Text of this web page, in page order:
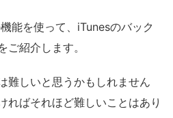
能を使って、iTunesのバック
ご紹介します。
難しいと思うかもしれません
ればそれほど難しいことはあり